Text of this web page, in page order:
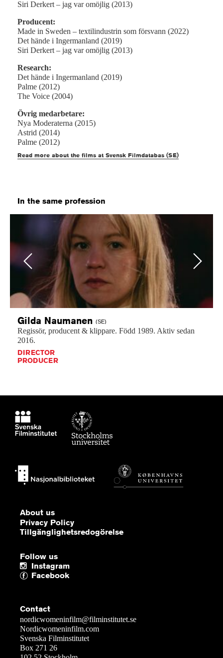
Siri Derkert – jag var omöjlig (2013)
Producent:
Made in Sweden – textilindustrin som försvann (2022)
Det hände i Ingermanland (2019)
Siri Derkert – jag var omöjlig (2013)
Research:
Det hände i Ingermanland (2019)
Palme (2012)
The Voice (2004)
Övrig medarbetare:
Nya Moderaterna (2015)
Astrid (2014)
Palme (2012)
Read more about the films at Svensk Filmdatabas (SE)
In the same profession
Previous
Gilda Naumanen (SE)
Regissör, producent & klippare. Född 1989. Aktiv sedan
2016.
DIRECTOR
PRODUCER
Next
About us
Privacy Policy
Tillgänglighetsredogörelse
Follow us
Instagram
Facebook
Contact
nordicwomeninfilm@filminstitutet.se
Nordicwomeninfilm.com
Svenska Filminstitutet
Box 271 26